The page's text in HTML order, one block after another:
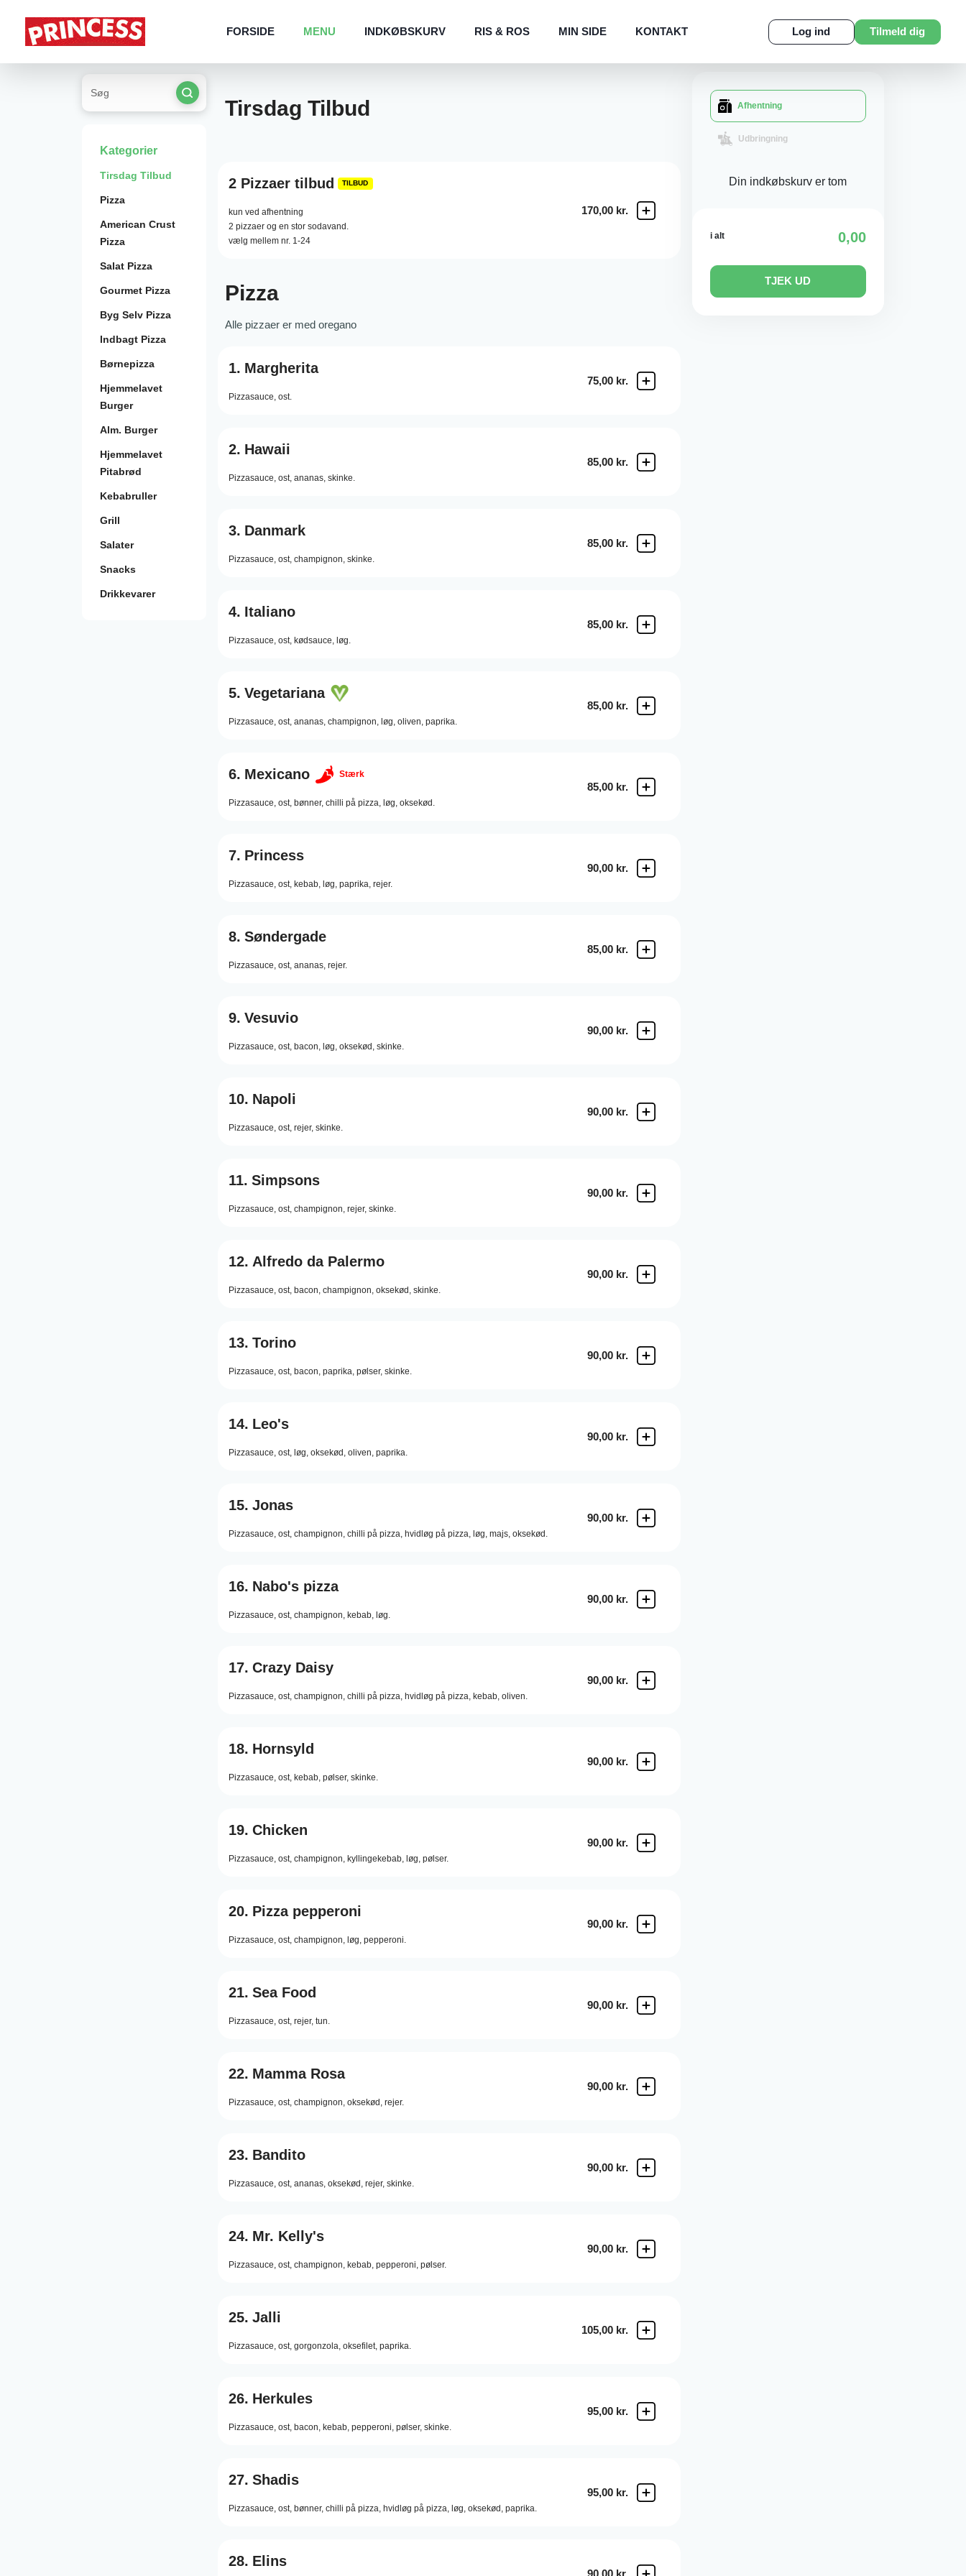
FORSIDE MENU INDKØBSKURV RIS & ROS MIN SIDE KONTAKT Log ind Tilmeld dig
Kategorier
Tirsdag Tilbud
Pizza
American Crust
Pizza
Salat Pizza
Gourmet Pizza
Byg Selv Pizza
Indbagt Pizza
Børnepizza
Hjemmelavet
Burger
Alm. Burger
Hjemmelavet
Pitabrød
Kebabruller
Grill
Salater
Snacks
Drikkevarer
Tirsdag Tilbud
2 Pizzaer tilbud TILBUD
kun ved afhentning
2 pizzaer og en stor sodavand.
vælg mellem nr. 1-24
170,00 kr.
Pizza
Alle pizzaer er med oregano
1. Margherita
Pizzasauce, ost.
75,00 kr.
2. Hawaii
Pizzasauce, ost, ananas, skinke.
85,00 kr.
3. Danmark
Pizzasauce, ost, champignon, skinke.
85,00 kr.
4. Italiano
Pizzasauce, ost, kødsauce, løg.
85,00 kr.
5. Vegetariana
Pizzasauce, ost, ananas, champignon, løg, oliven, paprika.
85,00 kr.
6. Mexicano Stærk
Pizzasauce, ost, bønner, chilli på pizza, løg, oksekød.
85,00 kr.
7. Princess
Pizzasauce, ost, kebab, løg, paprika, rejer.
90,00 kr.
8. Søndergade
Pizzasauce, ost, ananas, rejer.
85,00 kr.
9. Vesuvio
Pizzasauce, ost, bacon, løg, oksekød, skinke.
90,00 kr.
10. Napoli
Pizzasauce, ost, rejer, skinke.
90,00 kr.
11. Simpsons
Pizzasauce, ost, champignon, rejer, skinke.
90,00 kr.
12. Alfredo da Palermo
Pizzasauce, ost, bacon, champignon, oksekød, skinke.
90,00 kr.
13. Torino
Pizzasauce, ost, bacon, paprika, pølser, skinke.
90,00 kr.
14. Leo's
Pizzasauce, ost, løg, oksekød, oliven, paprika.
90,00 kr.
15. Jonas
Pizzasauce, ost, champignon, chilli på pizza, hvidløg på pizza, løg, majs, oksekød.
90,00 kr.
16. Nabo's pizza
Pizzasauce, ost, champignon, kebab, løg.
90,00 kr.
17. Crazy Daisy
Pizzasauce, ost, champignon, chilli på pizza, hvidløg på pizza, kebab, oliven.
90,00 kr.
18. Hornsyld
Pizzasauce, ost, kebab, pølser, skinke.
90,00 kr.
19. Chicken
Pizzasauce, ost, champignon, kyllingekebab, løg, pølser.
90,00 kr.
20. Pizza pepperoni
Pizzasauce, ost, champignon, løg, pepperoni.
90,00 kr.
21. Sea Food
Pizzasauce, ost, rejer, tun.
90,00 kr.
22. Mamma Rosa
Pizzasauce, ost, champignon, oksekød, rejer.
90,00 kr.
23. Bandito
Pizzasauce, ost, ananas, oksekød, rejer, skinke.
90,00 kr.
24. Mr. Kelly's
Pizzasauce, ost, champignon, kebab, pepperoni, pølser.
90,00 kr.
25. Jalli
Pizzasauce, ost, gorgonzola, oksefilet, paprika.
105,00 kr.
26. Herkules
Pizzasauce, ost, bacon, kebab, pepperoni, pølser, skinke.
95,00 kr.
27. Shadis
Pizzasauce, ost, bønner, chilli på pizza, hvidløg på pizza, løg, oksekød, paprika.
95,00 kr.
28. Elins
90,00 kr.
Afhentning
Udbringning
Din indkøbskurv er tom
i alt 0,00
TJEK UD